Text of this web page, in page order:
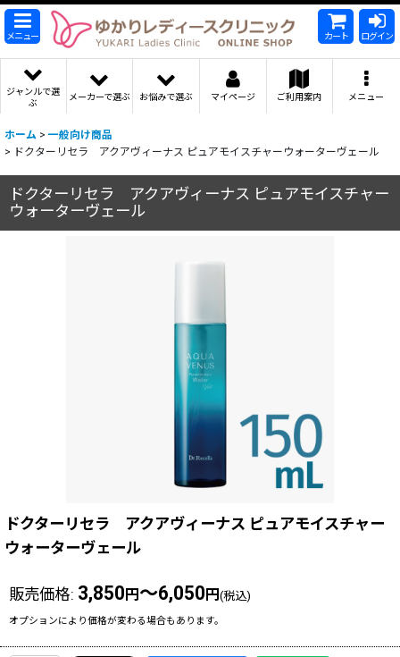
メニュー カート ログイン
ジャンルで選
ぶ
メーカーで選ぶ お悩みで選ぶ マイページ ご利用案内 メニュー
ホーム > 一般向け商品
> ドクターリセラ アクアヴィーナス ピュアモイスチャーウォーターヴェール
ドクターリセラ アクアヴィーナス ピュアモイスチャー
ウォーターヴェール
ドクターリセラ アクアヴィーナス ピュアモイスチャー
ウォーターヴェール
販売価格: 3,850 円 ～6,050 円 (税込)
オプションにより価格が変わる場合もあります。